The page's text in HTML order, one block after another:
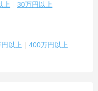
上 30万円以上
以上 400万円以上